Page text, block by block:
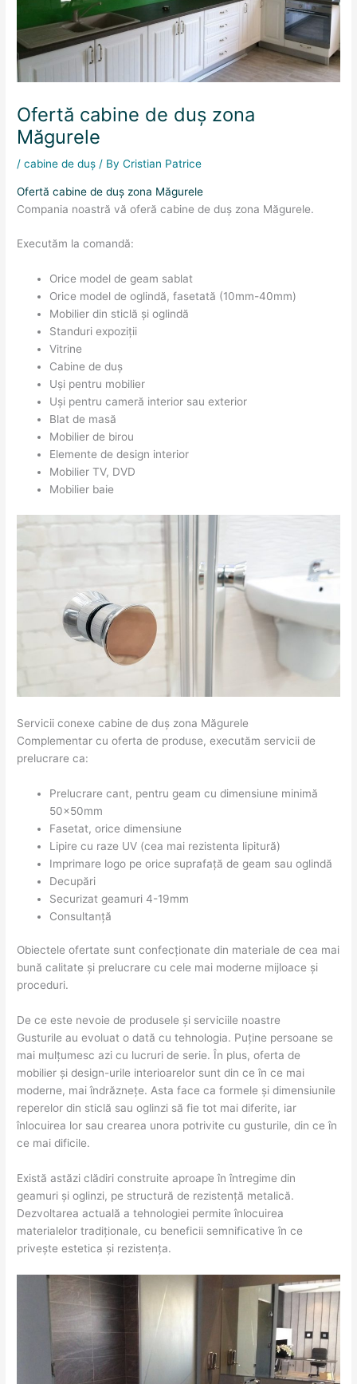
Ofertă cabine de duș zona
Măgurele
/cabine de duș / ByCristian Patrice
Ofertă cabine de duș zona Măgurele
Compania noastră vă oferă cabine de duș zona Măgurele.
Executăm la comandă:
Orice model de geam sablat
Orice model de oglindă, fasetată (10mm-40mm)
Mobilier din sticlă și oglindă
Standuri expoziții
Vitrine
Cabine de duș
Uși pentru mobilier
Uși pentru cameră interior sau exterior
Blat de masă
Mobilier de birou
Elemente de design interior
Mobilier TV, DVD
Mobilier baie
Servicii conexe cabine de duș zona Măgurele
Complementar cu oferta de produse, executăm servicii de
prelucrare ca:
Prelucrare cant, pentru geam cu dimensiune minimă
50x50mm
Fasetat, orice dimensiune
Lipire cu raze UV (cea mai rezistenta lipitură)
Imprimare logo pe orice suprafață de geam sau oglindă
Decupări
Securizat geamuri 4-19mm
Consultanță
Obiectele ofertate sunt confecționate din materiale de cea mai
bună calitate și prelucrare cu cele mai moderne mijloace și
proceduri.
De ce este nevoie de produsele și serviciile noastre
Gusturile au evoluat o dată cu tehnologia. Puține persoane se
mai mulțumesc azi cu lucruri de serie. În plus, oferta de
mobilier și design-urile interioarelor sunt din ce în ce mai
moderne, mai îndrăznețe. Asta face ca formele și dimensiunile
reperelor din sticlă sau oglinzi să fie tot mai diferite, iar
înlocuirea lor sau crearea unora potrivite cu gusturile, din ce în
ce mai dificile.
Există astăzi clădiri construite aproape în întregime din
geamuri și oglinzi, pe structură de rezistență metalică.
Dezvoltarea actuală a tehnologiei permite înlocuirea
materialelor tradiționale, cu beneficii semnificative în ce
privește estetica și rezistența.